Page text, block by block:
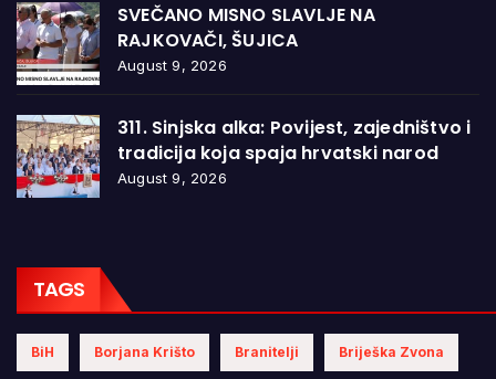
SVEČANO MISNO SLAVLJE NA
RAJKOVAČI, ŠUJICA
August 9, 2026
311. Sinjska alka: Povijest, zajedništvo i
tradicija koja spaja hrvatski narod
August 9, 2026
TAGS
BiH Borjana Krišto Branitelji Briješka Zvona